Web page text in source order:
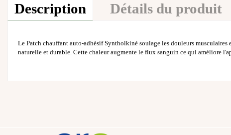
Description Détails du produit
Le Patch chauffant auto-adhésif Syntholkiné soulage les douleurs
naturelle et durable. Cette chaleur augmente le flux sanguin ce qui améliore